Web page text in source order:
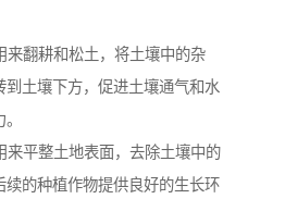
来翻耕和松土，将土壤中的杂
到土壤下方，促进土壤通气和水
来平整土地表面，去除土壤中的
续的种植作物提供良好的生长环